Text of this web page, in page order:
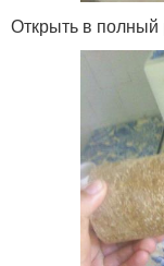
Открыть в полный